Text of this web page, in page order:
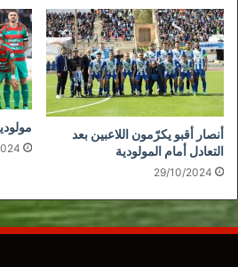
أنصار أقبو يكرّمون اللاعبين بعد
التعادل أمام المولودية
29/10/2024